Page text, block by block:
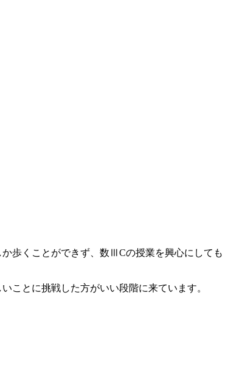
歩くことができず、数ⅢCの授業を興心にしても
ことに挑戦した方がいい段階に来ています。